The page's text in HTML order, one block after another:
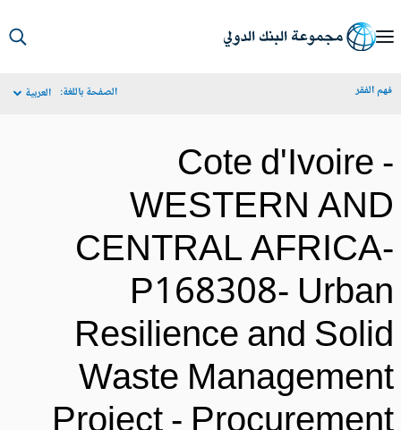
الفقر الصفحة باللغة: العربية
Cote d'Ivoire
WESTERN
CENTRAL
P168308-
Resilience and
Waste